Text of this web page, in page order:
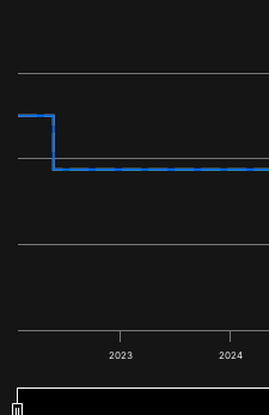
2023 2024